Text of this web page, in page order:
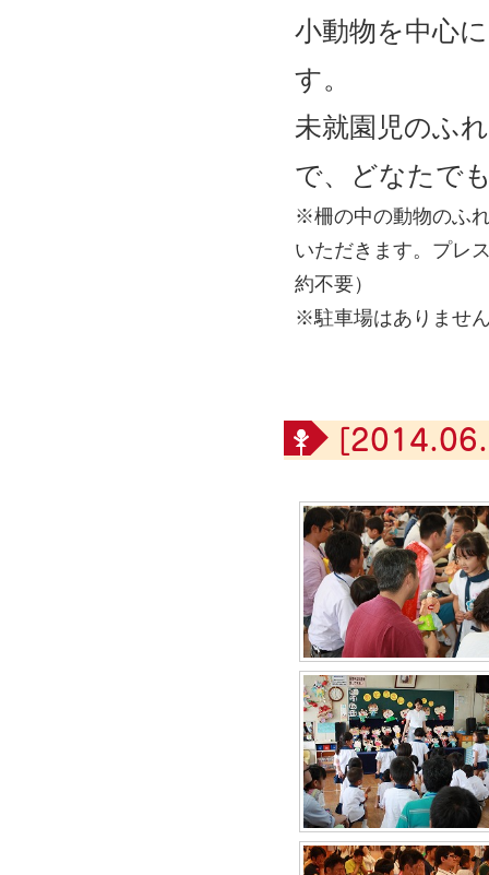
小動物を中心
す。
未就園児のふ
で、どなたで
※柵の中の動物のふ
いただきます。プレ
約不要）
※駐車場はありませ